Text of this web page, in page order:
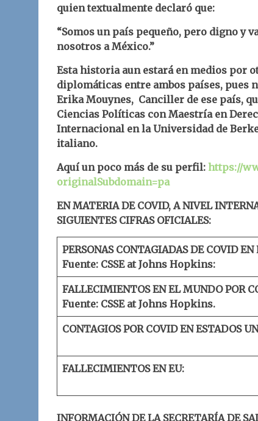
quien textualmente declaró que:
“Somos un país pequeño, pero digno y
nosotros a México.”
Esta historia aun estará en medios por
diplomáticas entre ambos países, pues
Erika Mouynes, Canciller de ese país,
Ciencias Políticas con Maestría en
Internacional en la Universidad de
italiano.
Aquí un poco más de su perfil: https://
originalSubdomain=pa
EN MATERIA DE COVID, A NIVEL
SIGUIENTES CIFRAS OFICIALES:
PERSONAS CONTAGIADAS DE COVID
Fuente: CSSE at Johns Hopkins:
FALLECIMIENTOS EN EL MUNDO POR
Fuente: CSSE at Johns Hopkins.
CONTAGIOS POR COVID EN ESTADOS
FALLECIMIENTOS EN EU:
INFORMACIÓN DE LA SECRETARÍA DE